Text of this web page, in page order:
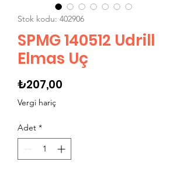
Stok kodu: 402906
SPMG 140512 Udrill
Elmas Uç
₺207,00
Vergi hariç
Adet *